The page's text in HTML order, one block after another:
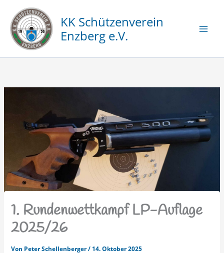
Inhalt
springen
KK Schützenverein
Enzberg e.V.
1. Rundenwettkampf LP-Auflage
2025/26
Von Peter Schellenberger/ 14. Oktober 2025